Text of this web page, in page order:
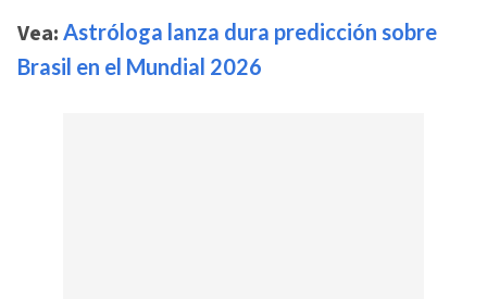
Vea: Astróloga lanza dura predicción sobre
Brasil en el Mundial 2026